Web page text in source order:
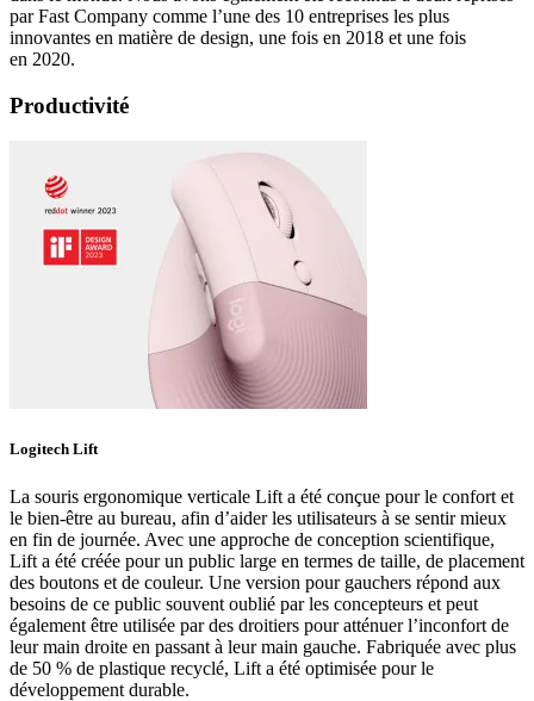
par Fast Company comme l’une des 10 entreprises les plus
innovantes en matière de design, une fois en 2018 et une fois
en 2020.
Productivité
Logitech Lift
La souris ergonomique verticale Lift a été conçue pour le confort et
le bien-être au bureau, afin d’aider les utilisateurs à se sentir mieux
en fin de journée. Avec une approche de conception scientifique,
Lift a été créée pour un public large en termes de taille, de placement
des boutons et de couleur. Une version pour gauchers répond aux
besoins de ce public souvent oublié par les concepteurs et peut
également être utilisée par des droitiers pour atténuer l’inconfort de
leur main droite en passant à leur main gauche. Fabriquée avec plus
de 50 % de plastique recyclé, Lift a été optimisée pour le
développement durable.